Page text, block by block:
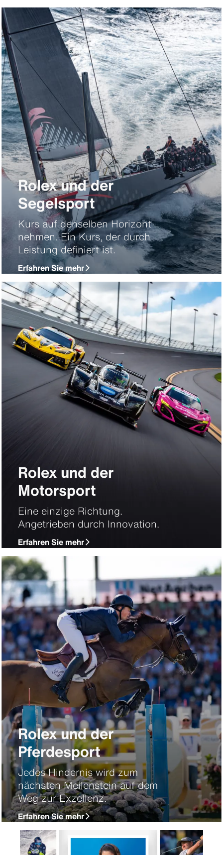
Rolex und der
Segelsport
Kurs auf denselben Horizont
nehmen. Ein Kurs, der durch
Leistung definiert ist.
Erfahren Sie mehr
Rolex und der
Motorsport
Eine einzige Richtung.
Angetrieben durch Innovation.
Erfahren Sie mehr
Rolex und der
Pferdesport
Jedes Hindernis wird zum
nächsten Meilenstein auf dem
Weg zur Exzellenz.
Erfahren Sie mehr